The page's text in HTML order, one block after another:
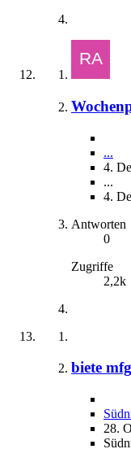
...
4.
...
4.
Antworten
0
Zugriffe
2,2k
biete
28.